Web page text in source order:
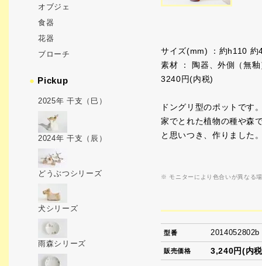
サイズ(mm) ：約h110 約
素材 ： 陶器、外側（無
3240円(内税)
ドングリ型のポットです
家でとれた植物の種や森
と思いつき、作りました
※ モニターにより色合いが異なる
型番 2014052802b
販売価格 3,240円(内
オブジェ
食器
花器
ブローチ
● Pickup
2025年 干支（巳）
2024年 干支（辰）
どうぶつシリーズ
犬シリーズ
雨森シリーズ